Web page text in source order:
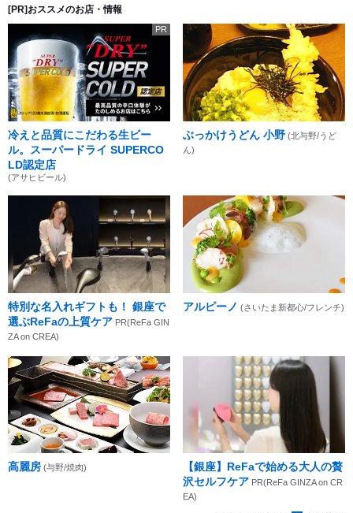
[PR]おススメのお店・情報
PR
冷えと品質にこだわる生ビー
ル。スーパードライ SUPERCO
LD認定店
(アサヒビール)
ぶっかけうどん 小野 (北与野/うど
ん)
特別な名入れギフトも！ 銀座で
選ぶReFaの上質ケア PR(ReFa GIN
ZA on CREA)
アルピーノ (さいたま新都心/フレンチ)
高麗房 (与野/焼肉)
【銀座】ReFaで始める大人の贅
沢セルフケア PR(ReFa GINZA on CR
EA)